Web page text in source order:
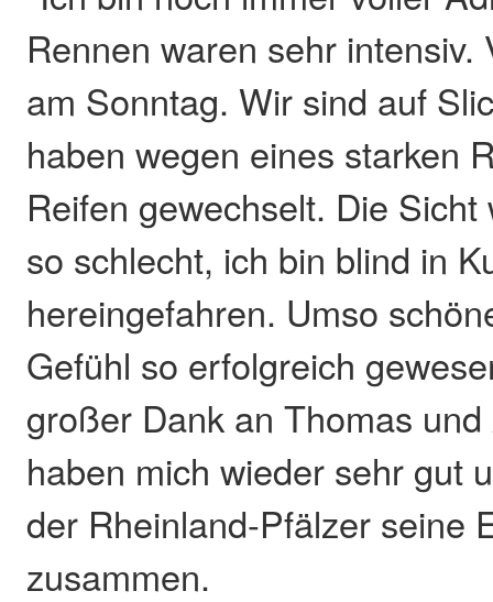
Rennen waren sehr intensiv.
am Sonntag. Wir sind auf
haben wegen eines starken
Reifen gewechselt. Die
so schlecht, ich bin blind in
hereingefahren. Umso
Gefühl so erfolgreich
großer Dank an Thomas
haben mich wieder sehr gut
der Rheinland-Pfälzer seine
zusammen.